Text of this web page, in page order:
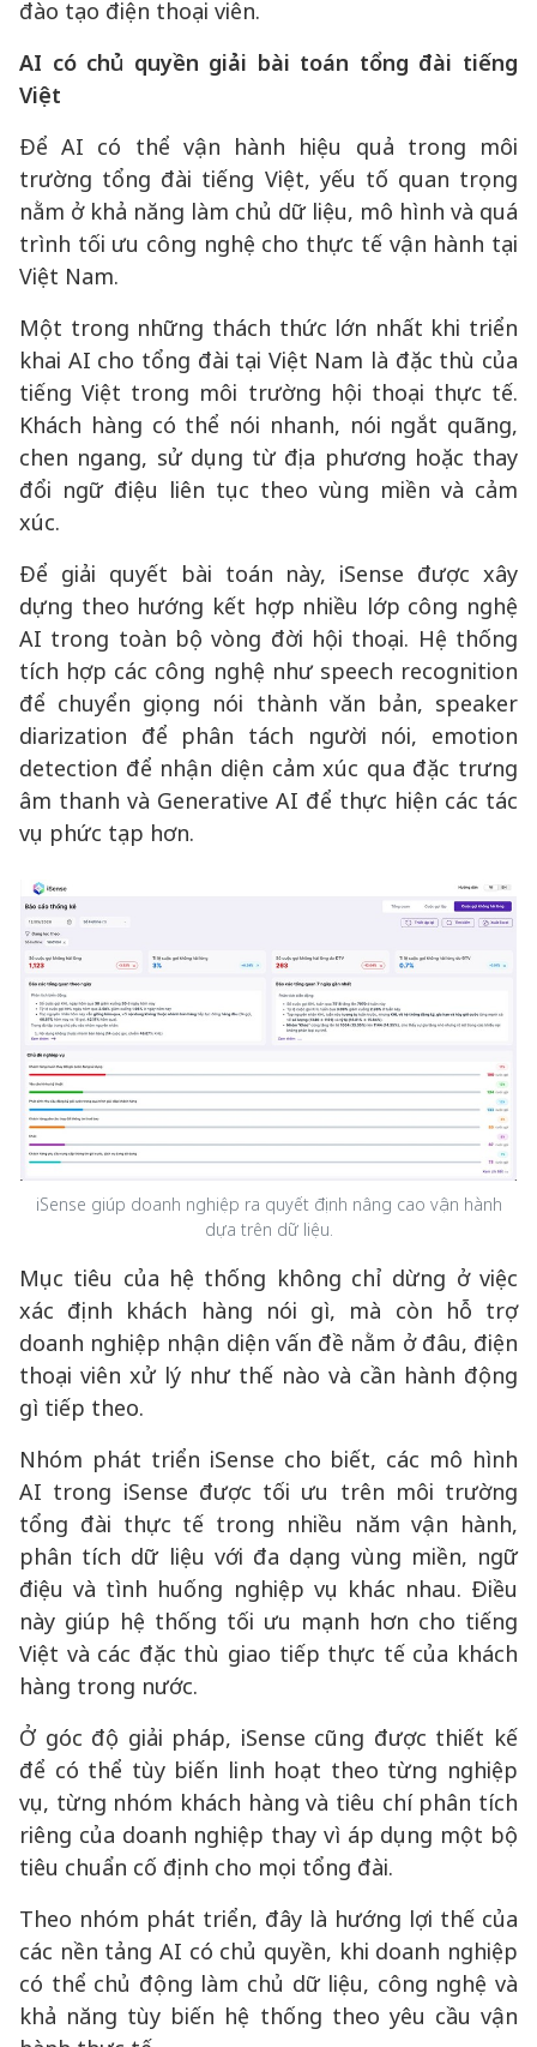
đào tạo điện thoại viên.
AI có chủ quyền giải bài toán tổng đài tiếng
Việt
Để AI có thể vận hành hiệu quả trong môi
trường tổng đài tiếng Việt, yếu tố quan trọng
nằm ở khả năng làm chủ dữ liệu, mô hình và quá
trình tối ưu công nghệ cho thực tế vận hành tại
Việt Nam.
Một trong những thách thức lớn nhất khi triển
khai AI cho tổng đài tại Việt Nam là đặc thù của
tiếng Việt trong môi trường hội thoại thực tế.
Khách hàng có thể nói nhanh, nói ngắt quãng,
chen ngang, sử dụng từ địa phương hoặc thay
đổi ngữ điệu liên tục theo vùng miền và cảm
xúc.
Để giải quyết bài toán này, iSense được xây
dựng theo hướng kết hợp nhiều lớp công nghệ
AI trong toàn bộ vòng đời hội thoại. Hệ thống
tích hợp các công nghệ như speech recognition
để chuyển giọng nói thành văn bản, speaker
diarization để phân tách người nói, emotion
detection để nhận diện cảm xúc qua đặc trưng
âm thanh và Generative AI để thực hiện các tác
vụ phức tạp hơn.
iSense giúp doanh nghiệp ra quyết định nâng cao vận hành
dựa trên dữ liệu.
Mục tiêu của hệ thống không chỉ dừng ở việc
xác định khách hàng nói gì, mà còn hỗ trợ
doanh nghiệp nhận diện vấn đề nằm ở đâu, điện
thoại viên xử lý như thế nào và cần hành động
gì tiếp theo.
Nhóm phát triển iSense cho biết, các mô hình
AI trong iSense được tối ưu trên môi trường
tổng đài thực tế trong nhiều năm vận hành,
phân tích dữ liệu với đa dạng vùng miền, ngữ
điệu và tình huống nghiệp vụ khác nhau. Điều
này giúp hệ thống tối ưu mạnh hơn cho tiếng
Việt và các đặc thù giao tiếp thực tế của khách
hàng trong nước.
Ở góc độ giải pháp, iSense cũng được thiết kế
để có thể tùy biến linh hoạt theo từng nghiệp
vụ, từng nhóm khách hàng và tiêu chí phân tích
riêng của doanh nghiệp thay vì áp dụng một bộ
tiêu chuẩn cố định cho mọi tổng đài.
Theo nhóm phát triển, đây là hướng lợi thế của
các nền tảng AI có chủ quyền, khi doanh nghiệp
có thể chủ động làm chủ dữ liệu, công nghệ và
khả năng tùy biến hệ thống theo yêu cầu vận